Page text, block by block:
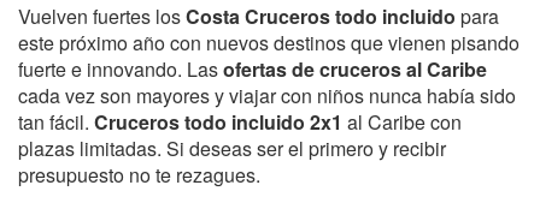
Vuelven fuertes losCosta Cruceros todo incluido para
este próximo año con nuevos destinos que vienen pisando
fuerte e innovando. Lasofertas de cruceros al Caribe
cada vez son mayores y viajar con niños nunca había sido
tan fácil. Cruceros todo incluido 2x1 al Caribe con
plazas limitadas. Si deseas ser el primero y recibir
presupuesto no te rezagues.